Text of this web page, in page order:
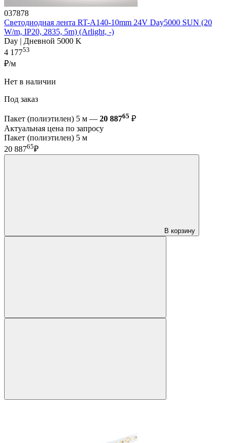
037878
Светодиодная лента RT-A140-10mm 24V Day5000 SUN (20
W/m, IP20, 2835, 5m) (Arlight, -)
Day | Дневной 5000 K
4 17753
₽/м
Нет в наличии
Под заказ
Пакет (полиэтилен) 5 м — 20 88765 ₽
Актуальная цена по запросу
Пакет (полиэтилен) 5 м
20 88765₽
В корзину